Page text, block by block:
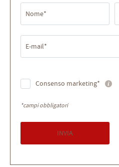
Nome*
E-mail*
Consenso marketing*
*campi obbligatori
INVIA